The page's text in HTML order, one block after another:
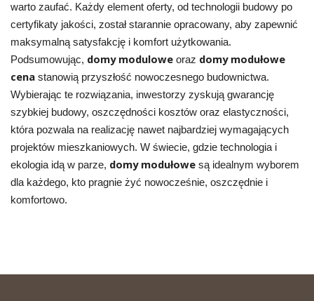
warto zaufać. Każdy element oferty, od technologii budowy po
certyfikaty jakości, został starannie opracowany, aby zapewnić
maksymalną satysfakcję i komfort użytkowania.
Podsumowując, domy moduloweoraz domy modułowe
cenastanowią przyszłość nowoczesnego budownictwa.
Wybierając te rozwiązania, inwestorzy zyskują gwarancję
szybkiej budowy, oszczędności kosztów oraz elastyczności,
która pozwala na realizację nawet najbardziej wymagających
projektów mieszkaniowych. W świecie, gdzie technologia i
ekologia idą w parze, domy modułowesą idealnym wyborem
dla każdego, kto pragnie żyć nowocześnie, oszczędnie i
komfortowo.